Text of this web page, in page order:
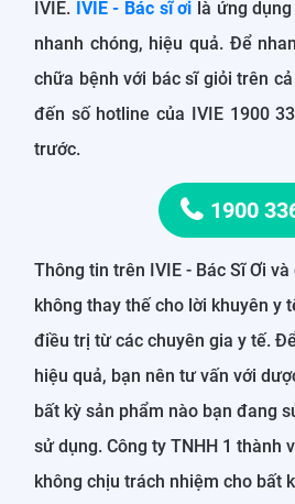
IVIE. IVIE - Bác sĩ ơi là ứng
nhanh chóng, hiệu quả. Để
chữa bệnh với bác sĩ giỏi trên
đến số hotline của IVIE 1900
trước.
1900
Thông tin trên IVIE - Bác Sĩ Ơi
không thay thế cho lời khuyên y
điều trị từ các chuyên gia y tế.
hiệu quả, bạn nên tư vấn với
bất kỳ sản phẩm nào bạn đang
sử dụng. Công ty TNHH 1 thành
không chịu trách nhiệm cho bất